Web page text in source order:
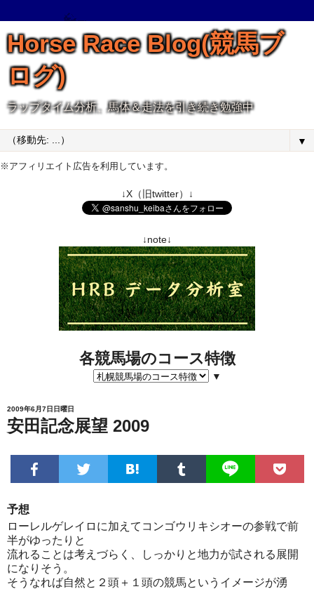
Horse Race Blog(競馬ブ
ログ)
ラップタイム分析、馬体＆走法を引き続き勉強中
▼
※アフィリエイト広告を利用しています。
↓X（旧twitter）↓
↓note↓
各競馬場のコース特徴
▼
2009年6月7日日曜日
安田記念展望 2009
予想
ローレルゲレイロに加えてコンゴウリキシオーの参戦で前
半がゆったりと
流れることは考えづらく、しっかりと地力が試される展開
になりそう。
そうなれば自然と２頭＋１頭の競馬というイメージが湧